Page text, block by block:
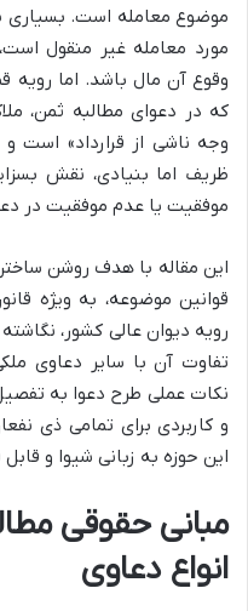
موضوع معامله است. بسیاری
مورد معامله غیر منقول
وقوع آن مال باشد. اما رویه
که در دعوای مطالبه ثمن،
وجه ناشی از قرارداد» است
ظریف اما بنیادی، نقش
موفقیت یا عدم موفقیت در
این مقاله با هدف روشن
قوانین موضوعه، به ویژه
رویه دیوان عالی کشور،
تفاوت آن با سایر دعاوی
نکات عملی طرح دعوا به
و کاربردی برای تمامی ذی
این حوزه به زبانی شیوا و
مبانی حقوقی
انواع دعاوی